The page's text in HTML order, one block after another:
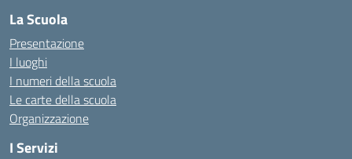
La Scuola
Presentazione
I luoghi
I numeri della scuola
Le carte della scuola
Organizzazione
I Servizi